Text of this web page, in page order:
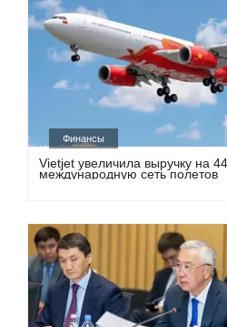
Финансы
Vietjet увеличила выручку на
международную сеть полетов